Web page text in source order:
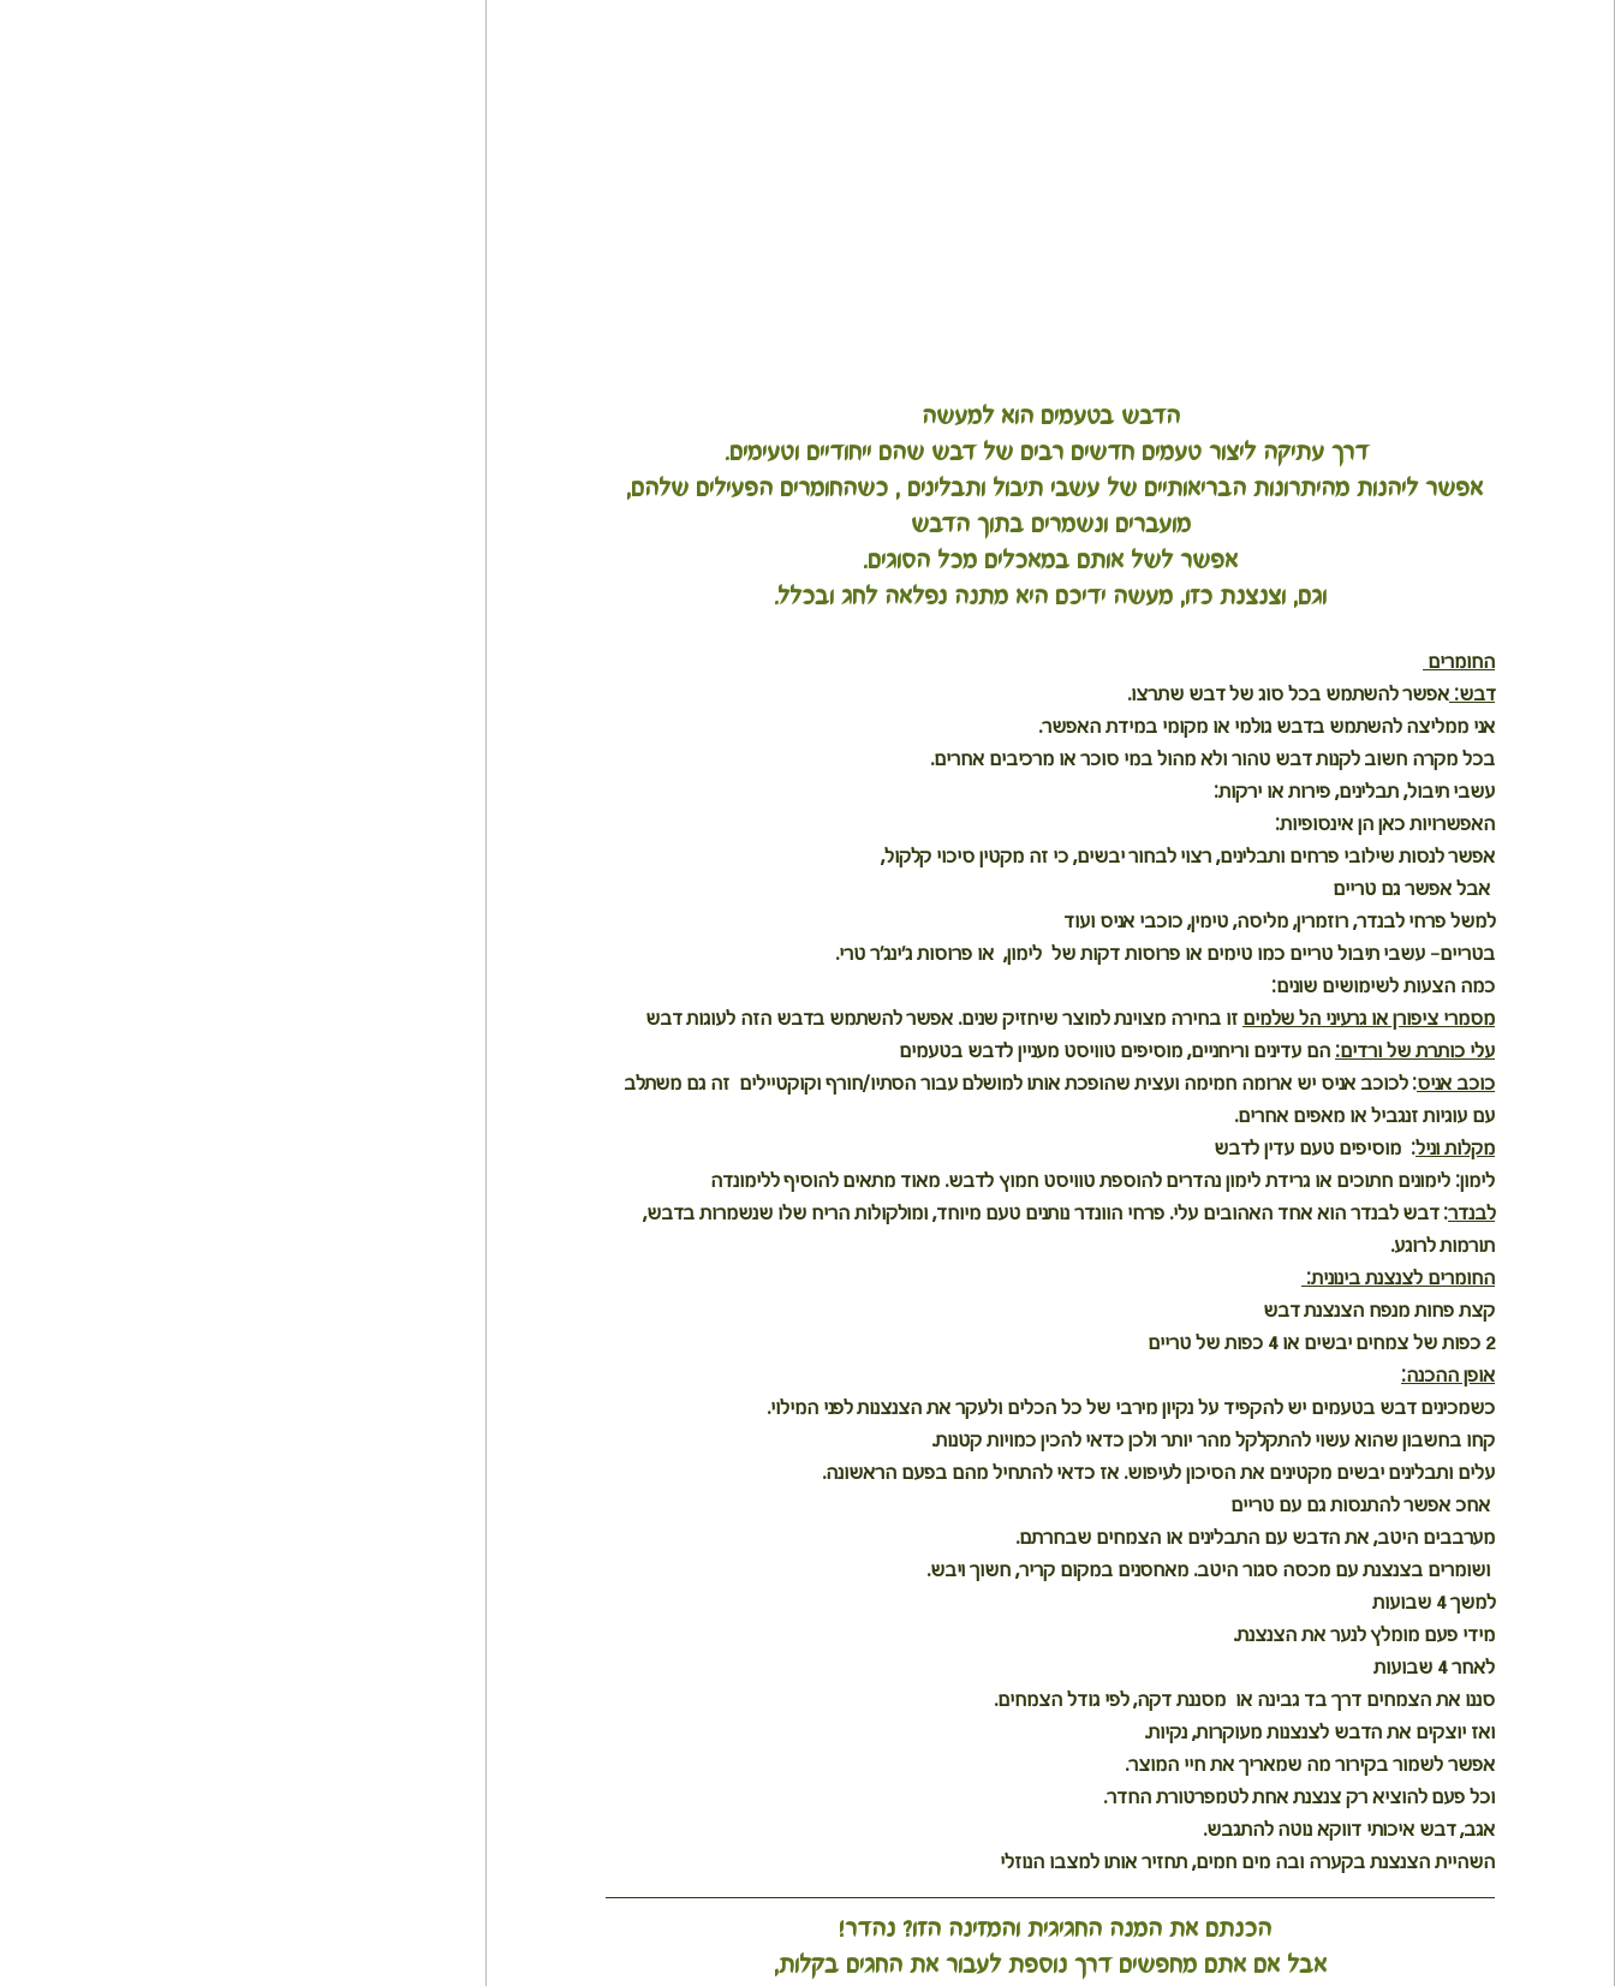
הדבש בטעמים הוא למעשה
דרך עתיקה ליצור טעמים חדשים רבים של דבש שהם ייחודיים וטעימים.
אפשר ליהנות מהיתרונות הבריאותיים של עשבי תיבול ותבלינים , כשהחומרים הפעילים שלהם,
מועברים ונשמרים בתוך הדבש
אפשר לשל אותם במאכלים מכל הסוגים.
וגם, וצנצנת כזו, מעשה ידיכם היא מתנה נפלאה לחג ובכלל.
החומרים
דבש: אפשר להשתמש בכל סוג של דבש שתרצו.
אני ממליצה להשתמש בדבש גולמי או מקומי במידת האפשר.
בכל מקרה חשוב לקנות דבש טהור ולא מהול במי סוכר או מרכיבים אחרים.
עשבי תיבול, תבלינים, פירות או ירקות:
האפשרויות כאן הן אינסופיות:
אפשר לנסות שילובי פרחים ותבלינים, רצוי לבחור יבשים, כי זה מקטין סיכוי קלקול,
למשל פרחי לבנדר, רוזמרין, מליסה, טימין, כוכבי אניס ועוד
בטריים- עשבי תיבול טריים כמו טימים או פרוסות דקות של  לימון,  או פרוסות ג'ינג'ר טרי.
כמה הצעות לשימושים שונים:
מסמרי ציפורן או גרעיני הל שלמים זו בחירה מצוינת למוצר שיחזיק שנים. אפשר להשתמש בדבש הזה לעוגות דבש
עלי כותרת של ורדים: הם עדינים וריחניים, מוסיפים טוויסט מעניין לדבש בטעמים
כוכב אניס: לכוכב אניס יש ארומה חמימה ועצית שהופכת אותו למושלם עבור הסתיו/חורף וקוקטיילים  זה גם משתלב
עם עוגיות זנגביל או מאפים אחרים.
מקלות וניל:  מוסיפים טעם עדין לדבש
לימון: לימונים חתוכים או גרידת לימון נהדרים להוספת טוויסט חמוץ לדבש. מאוד מתאים להוסיף ללימונדה
לבנדר: דבש לבנדר הוא אחד האהובים עלי. פרחי הוונדר נותנים טעם מיוחד, ומולקולות הריח שלו שנשמרות בדבש,
תורמות לרוגע.
החומרים לצנצנת בינונית:
קצת פחות מנפח הצנצנת דבש
2 כפות של צמחים יבשים או 4 כפות של טריים
אופן ההכנה:
כשמכינים דבש בטעמים יש להקפיד על נקיון מירבי של כל הכלים ולעקר את הצנצנות לפני המילוי.
קחו בחשבון שהוא עשוי להתקלקל מהר יותר ולכן כדאי להכין כמויות קטנות.
עלים ותבלינים יבשים מקטינים את הסיכון לעיפוש. אז כדאי להתחיל מהם בפעם הראשונה.
מערבבים היטב, את הדבש עם התבלינים או הצמחים שבחרתם.
למשך 4 שבועות
מידי פעם מומלץ לנער את הצנצנת.
לאחר 4 שבועות
סננו את הצמחים דרך בד גבינה או  מסננת דקה, לפי גודל הצמחים.
ואז יוצקים את הדבש לצנצנות מעוקרות, נקיות.
אפשר לשמור בקירור מה שמאריך את חיי המוצר.
וכל פעם להוציא רק צנצנת אחת לטמפרטורת החדר.
אגב, דבש איכותי דווקא נוטה להתגבש.
השהיית הצנצנת בקערה ובה מים חמים, תחזיר אותו למצבו הנוזלי
הכנתם את המנה החגיגית והמזינה הזו? נהדר!
אבל אם אתם מחפשים דרך נוספת לעבור את החגים בקלות,